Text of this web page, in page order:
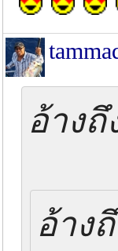
อ้างถึ
อ้าง